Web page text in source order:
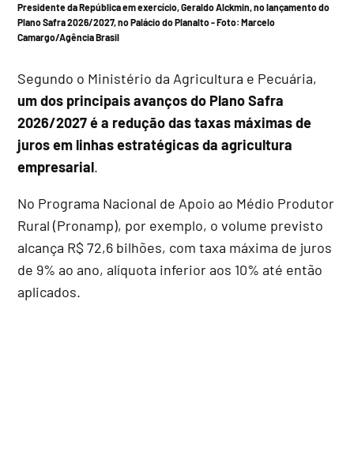
Presidente da República em exercício, Geraldo Alckmin, no lançamento do
Plano Safra 2026/2027, no Palácio do Planalto - Foto:Marcelo
Camargo/Agência Brasil
Segundo o Ministério da Agricultura e Pecuária,
um dos principais avanços do Plano Safra
2026/2027 é a redução das taxas máximas de
juros em linhas estratégicas da agricultura
empresarial.
No Programa Nacional de Apoio ao Médio Produtor
Rural (Pronamp), por exemplo, o volume previsto
alcança R$ 72,6 bilhões, com taxa máxima de juros
de 9% ao ano, alíquota inferior aos 10% até então
aplicados.